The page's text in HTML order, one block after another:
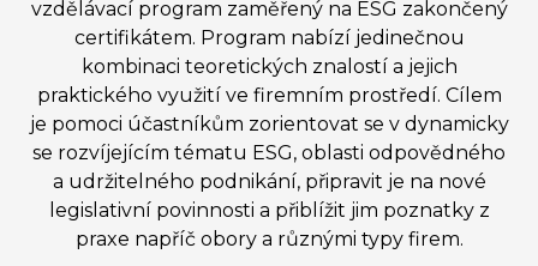
vzdělávací program zaměřený na ESG zakončený
certifikátem. Program nabízí jedinečnou
kombinaci teoretických znalostí a jejich
praktického využití ve firemním prostředí. Cílem
je pomoci účastníkům zorientovat se v dynamicky
se rozvíjejícím tématu ESG, oblasti odpovědného
a udržitelného podnikání, připravit je na nové
legislativní povinnosti a přiblížit jim poznatky z
praxe napříč obory a různými typy firem.